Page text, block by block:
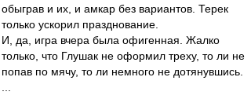
обыграв и их, и амкар без вариантов. Терек
только ускорил празднование.
И, да, игра вчера была офигенная. Жалко
только, что Глушак не оформил треху, то ли не
попав по мячу, то ли немного не дотянувшись.